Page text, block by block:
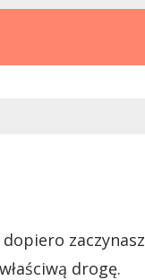
zaczynasz
drogę.